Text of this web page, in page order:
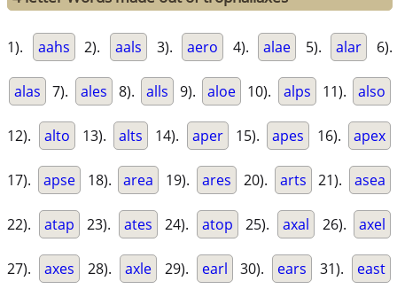
1). aahs 2). aals 3). aero 4). alae 5). alar 6).
alas 7). ales 8). alls 9). aloe 10). alps 11). also
12). alto 13). alts 14). aper 15). apes 16). apex
17). apse 18). area 19). ares 20). arts 21). asea
22). atap 23). ates 24). atop 25). axal 26). axel
27). axes 28). axle 29). earl 30). ears 31). east